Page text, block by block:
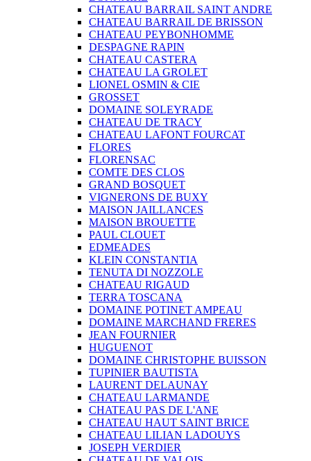
CHATEAU BARRAIL SAINT ANDRE
CHATEAU BARRAIL DE BRISSON
CHATEAU PEYBONHOMME
DESPAGNE RAPIN
CHATEAU CASTERA
CHATEAU LA GROLET
LIONEL OSMIN & CIE
GROSSET
DOMAINE SOLEYRADE
CHATEAU DE TRACY
CHATEAU LAFONT FOURCAT
FLORES
FLORENSAC
COMTE DES CLOS
GRAND BOSQUET
VIGNERONS DE BUXY
MAISON JAILLANCES
MAISON BROUETTE
PAUL CLOUET
EDMEADES
KLEIN CONSTANTIA
TENUTA DI NOZZOLE
CHATEAU RIGAUD
TERRA TOSCANA
DOMAINE POTINET AMPEAU
DOMAINE MARCHAND FRERES
JEAN FOURNIER
HUGUENOT
DOMAINE CHRISTOPHE BUISSON
TUPINIER BAUTISTA
LAURENT DELAUNAY
CHATEAU LARMANDE
CHATEAU PAS DE L'ANE
CHATEAU HAUT SAINT BRICE
CHATEAU LILIAN LADOUYS
JOSEPH VERDIER